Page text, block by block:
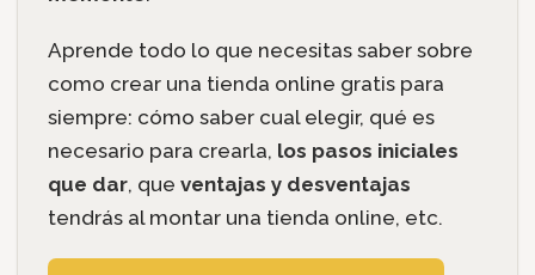
Aprende todo lo que necesitas saber sobre
como crear una tienda online gratis para
siempre: cómo saber cual elegir, qué es
necesario para crearla, los pasos iniciales
que dar, que ventajas y desventajas
tendrás al montar una tienda online, etc.